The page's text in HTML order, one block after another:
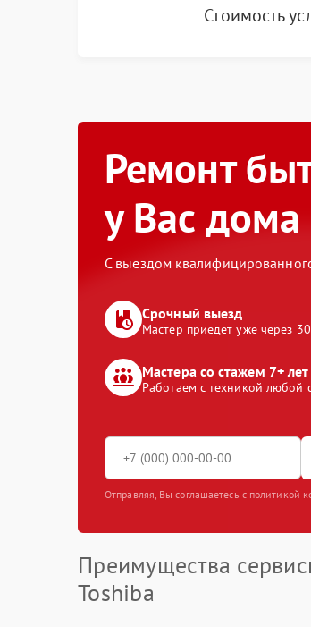
Стоимость
Ремонт
у Вас дома
С выездом
Срочный выезд
Мастер приедет уже через
Мастера со стажем 7+ лет
Работаем с техникой любой
Отправляя, Вы соглашаетесь с политикой
Преимущества
Toshiba